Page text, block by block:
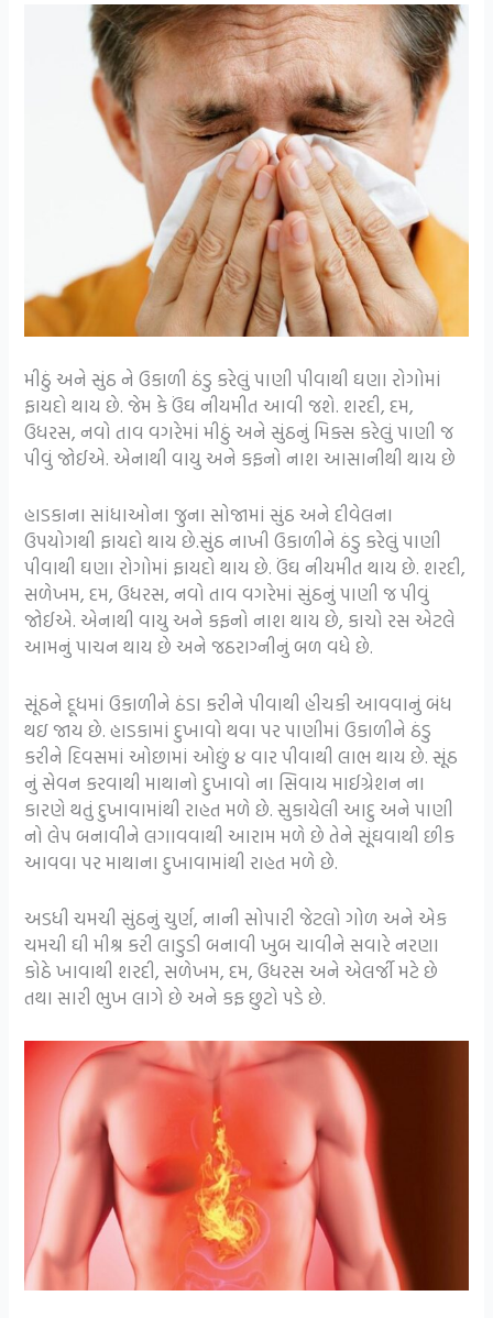
મીઠું અને સુંઠ ને ઉકાળી ઠંડુ કરેલું પાણી પીવાથી ઘણા રોગોમાં
ફાયદો થાય છે. જેમ કે ઉંઘ નીયમીત આવી જશે. શરદી, દમ,
ઉધરસ, નવો તાવ વગરેમાં મીઠું અને સુંઠનું મિક્સ કરેલું પાણી જ
પીવું જોઈએ. એનાથી વાયુ અને કફનો નાશ આસાનીથી થાય છે
હાડકાના સાંધાઓના જુના સોજામાં સુંઠ અને દીવેલના
ઉપયોગથી ફાયદો થાય છે.સુંઠ નાખી ઉકાળીને ઠંડુ કરેલું પાણી
પીવાથી ઘણા રોગોમાં ફાયદો થાય છે. ઉંઘ નીયમીત થાય છે. શરદી,
સળેખમ, દમ, ઉધરસ, નવો તાવ વગરેમાં સુંઠનું પાણી જ પીવું
જોઈએ. એનાથી વાયુ અને કફનો નાશ થાય છે, કાચો રસ એટલે
આમનું પાચન થાય છે અને જઠરાગ્નીનું બળ વધે છે.
સૂંઠને દૂધમાં ઉકાળીને ઠંડા કરીને પીવાથી હીચકી આવવાનું બંધ
થઇ જાય છે. હાડકામાં દુખાવો થવા પર પાણીમાં ઉકાળીને ઠંડુ
કરીને દિવસમાં ઓછામાં ઓછું ૪ વાર પીવાથી લાભ થાય છે. સૂંઠ
નું સેવન કરવાથી માથાનો દુખાવો ના સિવાય માઈગ્રેશન ના
કારણે થતું દુખાવામાંથી રાહત મળે છે. સુકાયેલી આદુ અને પાણી
નો લેપ બનાવીને લગાવવાથી આરામ મળે છે તેને સૂંઘવાથી છીક
આવવા પર માથાના દુખાવામાંથી રાહત મળે છે.
અડધી ચમચી સુંઠનું ચુર્ણ, નાની સોપારી જેટલો ગોળ અને એક
ચમચી ઘી મીશ્ર કરી લાડુડી બનાવી ખુબ ચાવીને સવારે નરણા
કોઠે ખાવાથી શરદી, સળેખમ, દમ, ઉધરસ અને એલર્જી મટે છે
તથા સારી ભુખ લાગે છે અને કફ છુટો પડે છે.